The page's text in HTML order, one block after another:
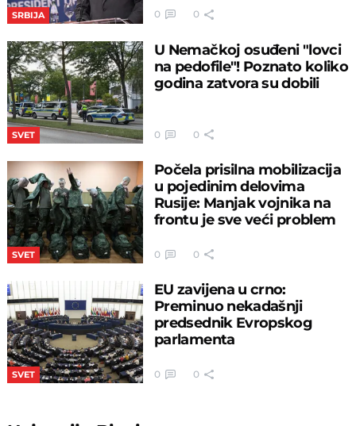
SRBIJA 0 0
SVET
U Nemačkoj osuđeni "lovci
na pedofile"! Poznato koliko
godina zatvora su dobili
0 0
SVET
Počela prisilna mobilizacija
u pojedinim delovima
Rusije: Manjak vojnika na
frontu je sve veći problem
0 0
SVET
EU zavijena u crno:
Preminuo nekadašnji
predsednik Evropskog
parlamenta
0 0